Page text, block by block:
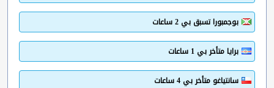
بوجمبورا تسبق بي 2 ساعات
برايا متأخر بي 1 ساعات
سانتياغو متأخر بي 4 ساعات